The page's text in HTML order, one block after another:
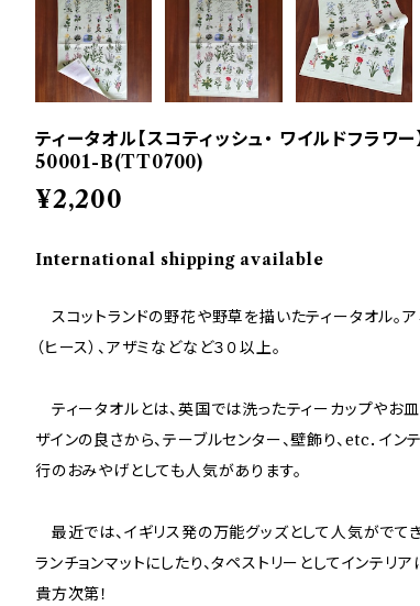
ティータオル【スコティッシュ・ ワイルドフ
50001-B(TT0700)
¥2,200
International shipping available
スコットランドの野花や野草を描いたティータオル。ア
（ヒース）、アザミなどなど３０以上。
ティータオルとは、英国では洗ったティーカップやお
ザインの良さから、テーブルセンター、壁飾り、etc．イ
行のおみやげとしても人気があります。
最近では、イギリス発の万能グッズとして人気がでて
ランチョンマットにしたり、タペストリーとしてインテリ
貴方次第！